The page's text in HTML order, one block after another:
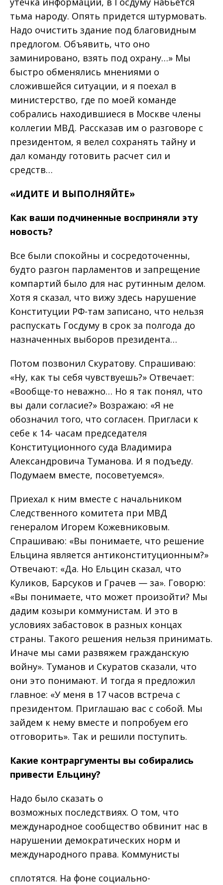
тьма народу. Опять придется штурмовать.
Надо очистить здание под благовидным
предлогом. Объявить, что оно
заминировано, взять под охрану…» Мы
быстро обменялись мнениями о
сложившейся ситуации, и я поехал в
министерство, где по моей команде
собрались находившиеся в Москве члены
коллегии МВД. Рассказав им о разговоре с
президентом, я велел сохранять тайну и
дал команду готовить расчет сил и
средств…
«ИДИТЕ И ВЫПОЛНЯЙТЕ»
Как ваши подчиненные восприняли эту
новость?
Все были спокойны и сосредоточенны,
будто разгон парламентов и запрещение
компартий было для нас рутинным делом.
Хотя я сказал, что вижу здесь нарушение
Конституции РФ-там записано, что нельзя
распускать Госдуму в срок за полгода до
назначенных выборов президента…
Потом позвонил Скуратову. Спрашиваю:
«Ну, как ты себя чувствуешь?» Отвечает:
«Вообще-то неважно… Но я так понял, что
вы дали согласие?» Возражаю: «Я не
обозначил того, что согласен. Пригласи к
себе к 14- часам председателя
Конституционного суда Владимира
Александровича Туманова. И я подъеду.
Подумаем вместе, посоветуемся».
Приехал к ним вместе с начальником
Следственного комитета при МВД
генералом Игорем Кожевниковым.
Спрашиваю: «Вы понимаете, что решение
Ельцина является антиконституционным?»
Отвечают: «Да. Но Ельцин сказал, что
Куликов, Барсуков и Грачев — за». Говорю:
«Вы понимаете, что может произойти? Мы
дадим козыри коммунистам. И это в
условиях забастовок в разных концах
страны. Такого решения нельзя принимать.
Иначе мы сами развяжем гражданскую
войну». Туманов и Скуратов сказали, что
они это понимают. И тогда я предложил
главное: «У меня в 17 часов встреча с
президентом. Приглашаю вас с собой. Мы
зайдем к нему вместе и попробуем его
отговорить». Так и решили поступить.
Какие контраргументы вы собирались
привести Ельцину?
Надо было сказать о
возможных последствиях. О том, что
международное сообщество обвинит нас в
нарушении демократических норм и
международного права. Коммунисты
сплотятся. На фоне социально-